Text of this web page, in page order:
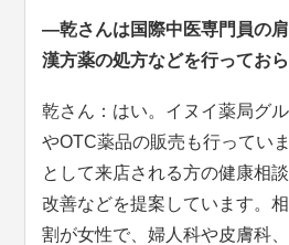
―乾さんは国際中医専門員の肩
漢方薬の処方などを行ってお
乾さん：はい。イヌイ薬局グ
やOTC薬品の販売も行ってい
として来店される方の健康相
改善などを提案しています。
割が女性で、婦人科や皮膚科